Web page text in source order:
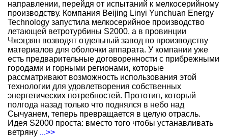
направлении, перейдя от испытаний к мелкосерийному
производству. Компания Beijing Linyi Yunchuan Energy
Technology запустила мелкосерийное производство
летающей ветротурбины S2000, а в провинции
Чжэцзян возводят отдельный завод по производству
материалов для оболочки аппарата. У компании уже
есть предварительные договоренности с прибрежными
городами и горными регионами, которые
рассматривают возможность использования этой
технологии для удовлетворения собственных
энергетических потребностей. Прототип, который
полгода назад только что поднялся в небо над
Сычуанем, теперь превращается в целую отрасль.
Идея S2000 проста: вместо того чтобы устанавливать
ветряну ...>>